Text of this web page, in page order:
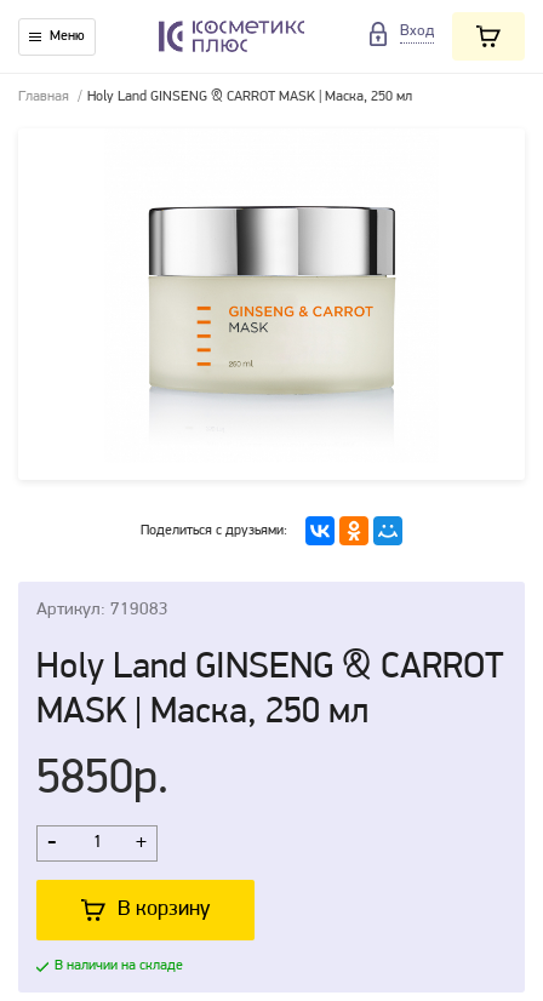
Меню Вход
Главная / Holy Land GINSENG & CARROT MASK | Маска, 250 мл
Поделиться с друзьями:
Артикул: 719083
Holy Land GINSENG & CARROT
MASK | Маска, 250 мл
5850р.
- +
В корзину
В наличии на складе